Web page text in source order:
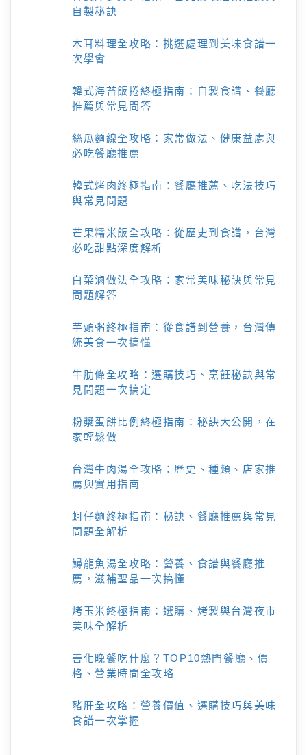
自製秘訣
木耳料理全攻略：挑選處理到美味食譜一
次學會
韓式海苔飯捲終極指南：自製食譜、餐廳
推薦與常見問答
絲瓜麵線全攻略：家常做法、健康益處與
必吃餐廳推薦
韓式烤肉終極指南：餐廳推薦、吃法技巧
與常見問題
芒果糯米飯全攻略：從歷史到食譜，台灣
必吃甜點深度解析
白菜滷做法全攻略：家常美味秘訣與常見
問題解答
芋頭粥終極指南：從食譜到營養，台灣傳
統美食一次搞懂
牛肋條全攻略：選購技巧、烹飪秘訣與常
見問題一次搞定
粉漿蛋餅比例終極指南：秘訣大公開，在
家輕鬆做
台灣牛肉湯全攻略：歷史、種類、店家推
薦與實用指南
蚵仔麵終極指南：秘訣、餐廳推薦與常見
問題全解析
鱘龍魚湯全攻略：營養、食譜與餐廳推
薦，滋補聖品一次搞懂
烤玉米終極指南：選購、烤製與台灣夜市
美味全解析
善化晚餐吃什麼？TOP10熱門餐廳、價
格、營業時間全攻略
豬肝全攻略：營養價值、選購技巧與美味
食譜一次掌握